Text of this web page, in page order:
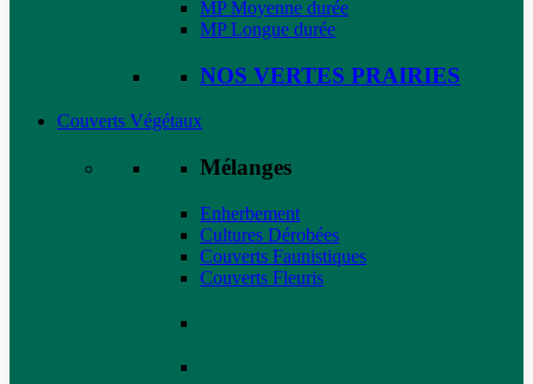
MP Moyenne durée
MP Longue durée
NOS VERTES PRAIRIES
Couverts Végétaux
Mélanges
Enherbement
Cultures Dérobées
Couverts Faunistiques
Couverts Fleuris